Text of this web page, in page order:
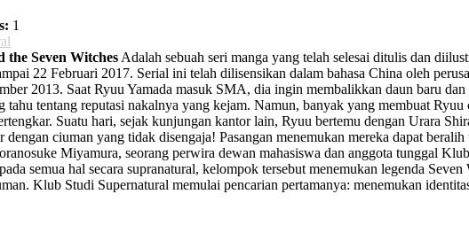
1
the Seven Witches Adalah sebuah seri manga yang telah selesai ditulis dan
22 Februari 2017. Serial ini telah dilisensikan dalam bahasa China oleh
2013. Saat Ryuu Yamada masuk SMA, dia ingin membalikkan daun baru
tentang reputasi nakalnya yang kejam. Namun, banyak yang membuat Ryuu
Suatu hari, sejak kunjungan kantor lain, Ryuu bertemu dengan Urara
ciuman yang tidak disengaja! Pasangan menemukan mereka dapat
Miyamura, seorang perwira dewan mahasiswa dan anggota tunggal
semua hal secara supranatural, kelompok tersebut menemukan legenda
Klub Studi Supernatural memulai pencarian pertamanya: menemukan